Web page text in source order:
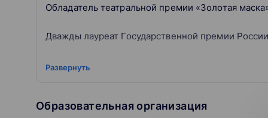
Обладатель театральной премии «Золотая
Дважды лауреат Государственной премии России
Исполнил десятки ролей в кино — в том числе в
Трижды лауреат кинопремии «Ника» за роли
Развернуть
Образовательная организация